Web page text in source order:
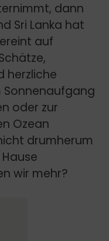
dann
Sri Lanka hat
auf
herzliche
Sonnenaufgang
oder zur
Ozean
drumherum
wir mehr?